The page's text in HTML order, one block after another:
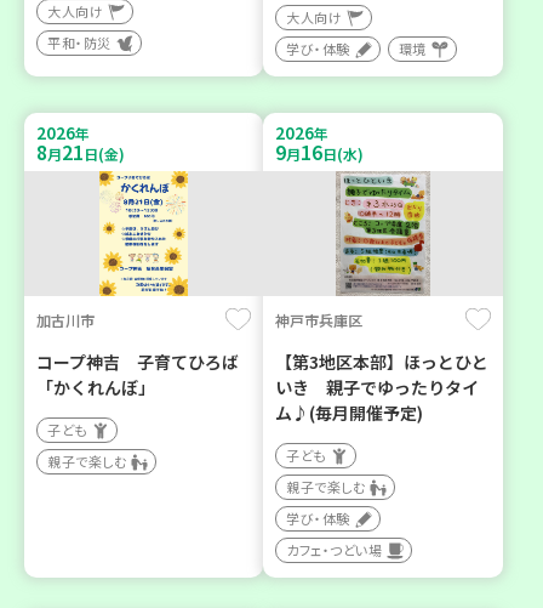
大人向け
平和・防災
大人向け
学び・体験
環境
2026年
8月21日(金)
加古川市
コープ神吉 子育てひろば
「かくれんぼ」
子ども
親子で楽しむ
2026年
9月16日(水)
神戸市兵庫区
【第3地区本部】ほっとひと
いき 親子でゆったりタイ
ム♪(毎月開催予定)
子ども
親子で楽しむ
学び・体験
カフェ・つどい場